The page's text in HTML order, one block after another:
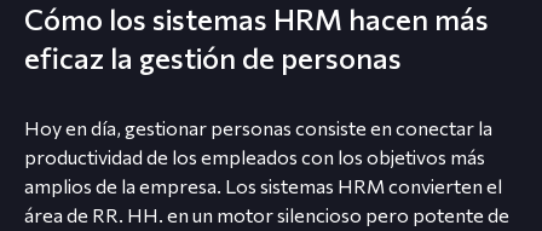
Cómo los sistemas HRM hacen más
eficaz la gestión de personas
Hoy en día, gestionar personas consiste en conectar la
productividad de los empleados con los objetivos más
amplios de la empresa. Los sistemas HRM convierten el
área de RR. HH. en un motor silencioso pero potente de